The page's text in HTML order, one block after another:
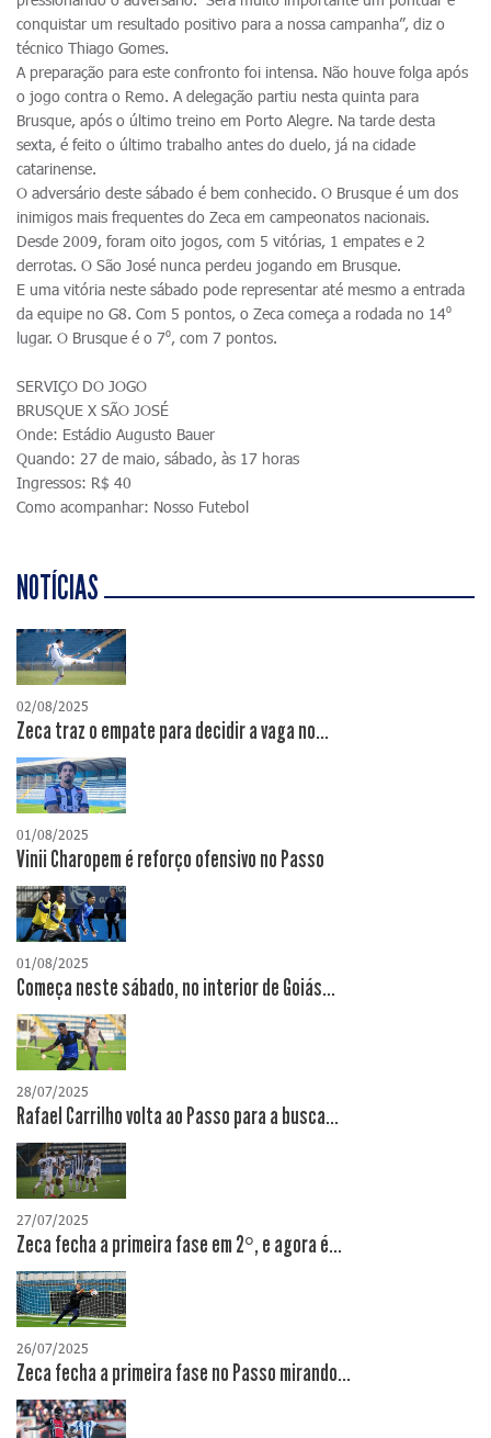
conquistar um resultado positivo para a nossa campanha”, diz o
técnico Thiago Gomes.
A preparação para este confronto foi intensa. Não houve folga após
o jogo contra o Remo. A delegação partiu nesta quinta para
Brusque, após o último treino em Porto Alegre. Na tarde desta
sexta, é feito o último trabalho antes do duelo, já na cidade
catarinense.
O adversário deste sábado é bem conhecido. O Brusque é um dos
inimigos mais frequentes do Zeca em campeonatos nacionais.
Desde 2009, foram oito jogos, com 5 vitórias, 1 empates e 2
derrotas. O São José nunca perdeu jogando em Brusque.
E uma vitória neste sábado pode representar até mesmo a entrada
da equipe no G8. Com 5 pontos, o Zeca começa a rodada no 14⁰
lugar. O Brusque é o 7⁰, com 7 pontos.
SERVIÇO DO JOGO
BRUSQUE X SÃO JOSÉ
Onde: Estádio Augusto Bauer
Quando: 27 de maio, sábado, às 17 horas
Ingressos: R$ 40
Como acompanhar: Nosso Futebol
NOTÍCIAS
02/08/2025
Zeca traz o empate para decidir a vaga no...
01/08/2025
Vinii Charopem é reforço ofensivo no Passo
01/08/2025
Começa neste sábado, no interior de Goiás...
28/07/2025
Rafael Carrilho volta ao Passo para a busca...
27/07/2025
Zeca fecha a primeira fase em 2°, e agora é...
26/07/2025
Zeca fecha a primeira fase no Passo mirando...